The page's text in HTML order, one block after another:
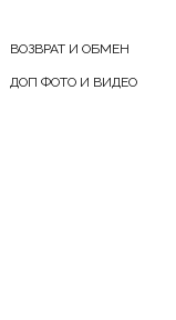
ВОЗВРАТ И ОБМЕН
ДОП ФОТО И ВИДЕО